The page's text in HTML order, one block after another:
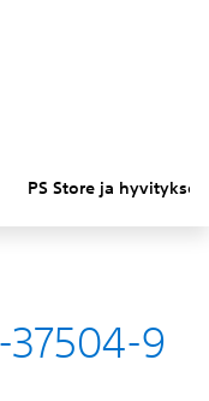
PS Store ja hyvitykset
9